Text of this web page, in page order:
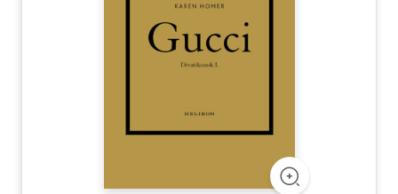
Tankönyv, segédkönyv